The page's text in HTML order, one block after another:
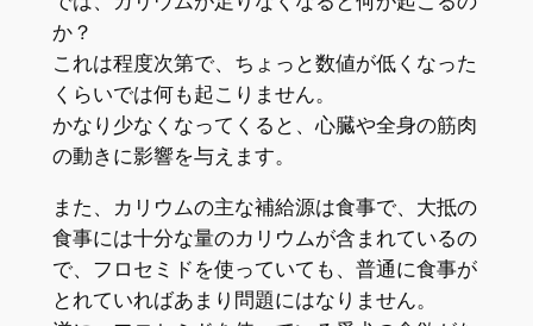
か？
これは程度次第で、ちょっと数値が低くなった
くらいでは何も起こりません。
かなり少なくなってくると、心臓や全身の筋肉
の動きに影響を与えます。
また、カリウムの主な補給源は食事で、大抵の
食事には十分な量のカリウムが含まれているの
で、フロセミドを使っていても、普通に食事が
とれていればあまり問題にはなりません。